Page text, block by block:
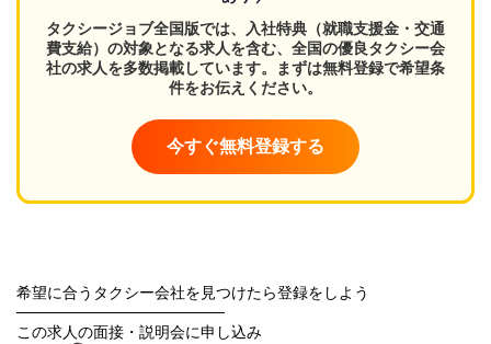
タクシージョブ全国版では、入社特典（就職支援金・交通
費支給）の対象となる求人を含む、全国の優良タクシー会
社の求人を多数掲載しています。まずは無料登録で希望条
件をお伝えください。
今すぐ無料登録する
希望に合うタクシー会社を見つけたら登録をしよう
───────────────────
この求人の面接・説明会に申し込み